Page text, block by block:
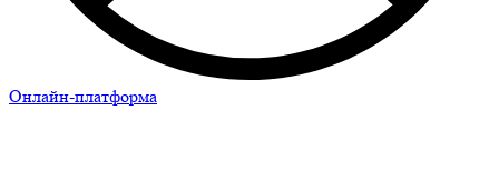
Онлайн-платформа